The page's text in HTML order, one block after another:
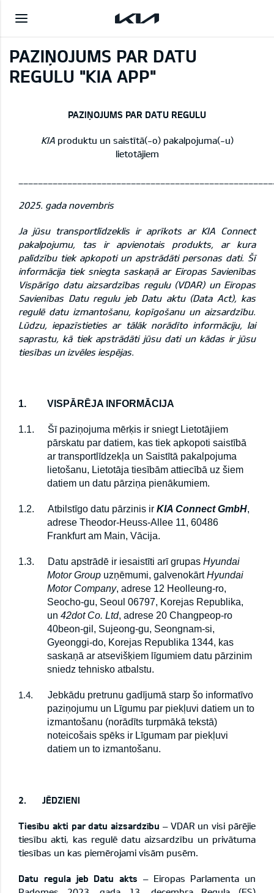
PAZIŅOJUMS PAR DATU
REGULU "KIA APP"
PAZIŅOJUMS PAR DATU REGULU
KIAproduktu un saistītā(-o) pakalpojuma(-u)
lietotājiem
2025. gada novembris
Ja jūsu transportlīdzeklis ir aprīkots ar KIA Connect
pakalpojumu, tas ir apvienotais produkts, ar kura
palīdzību tiek apkopoti un apstrādāti personas dati. Šī
informācija tiek sniegta saskaņā ar Eiropas Savienības
Vispārīgo datu aizsardzības regulu (VDAR) un Eiropas
Savienības Datu regulu jeb Datu aktu (Data Act), kas
regulē datu izmantošanu, kopīgošanu un aizsardzību.
Lūdzu, iepazīstieties ar tālāk norādīto informāciju, lai
saprastu, kā tiek apstrādāti jūsu dati un kādas ir jūsu
tiesības un izvēles iespējas.
1. VISPĀRĒJA INFORMĀCIJA
1.1.
Šī paziņojuma mērķis ir sniegt Lietotājiem
pārskatu par datiem, kas tiek apkopoti saistībā
ar transportlīdzekļa un Saistītā pakalpojuma
lietošanu, Lietotāja tiesībām attiecībā uz šiem
datiem un datu pārziņa pienākumiem.
1.2. Atbilstīgo datu pārzinis ir KIA Connect GmbH,
adrese Theodor-Heuss-Allee 11, 60486
Frankfurt am Main, Vācija.
1.3. Datu apstrādē ir iesaistīti arī grupas Hyundai
Motor Group uzņēmumi, galvenokārtHyundai
Motor Company, adrese 12 Heolleung-ro,
Seocho-gu, Seoul 06797, Korejas Republika,
un42dot Co. Ltd, adrese 20 Changpeop-ro
40beon-gil, Sujeong-gu, Seongnam-si,
Gyeonggi-do, Korejas Republika 1344, kas
saskaņā ar atsevišķiem līgumiem datu pārzinim
sniedz tehnisko atbalstu.
1.4.
Jebkādu pretrunu gadījumā starp šo informatīvo
paziņojumu un Līgumu par piekļuvi datiem un to
izmantošanu (norādīts turpmākā tekstā)
noteicošais spēks ir Līgumam par piekļuvi
datiem un to izmantošanu.
2. JĒDZIENI
Tiesību akti par datu aizsardzību – VDAR un visi pārējie
tiesību akti, kas regulē datu aizsardzību un privātuma
tiesības un kas piemērojami visām pusēm.
Datu regula jeb Datu akts – Eiropas Parlamenta un